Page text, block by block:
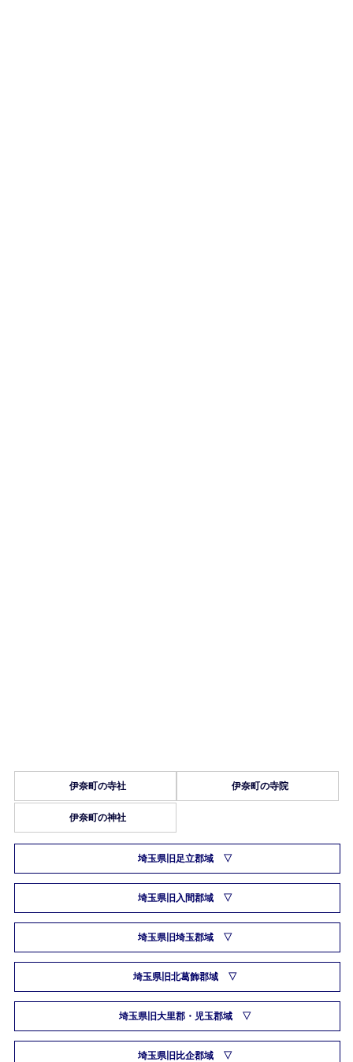
伊奈町の寺社 伊奈町の寺院
伊奈町の神社
埼玉県旧足立郡域
埼玉県旧入間郡域
埼玉県旧埼玉郡域
埼玉県旧北葛飾郡域
埼玉県旧大里郡・児玉郡域
埼玉県旧比企郡域